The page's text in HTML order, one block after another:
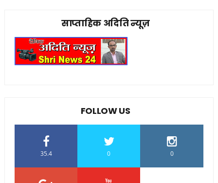
साप्ताहिक अदिति न्यूज़
FOLLOW US
35.4 0 0